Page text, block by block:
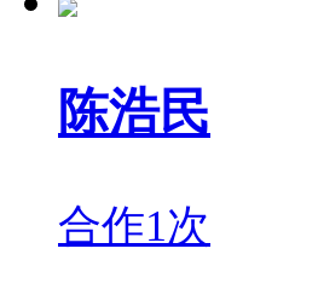
陈浩民
合作1次